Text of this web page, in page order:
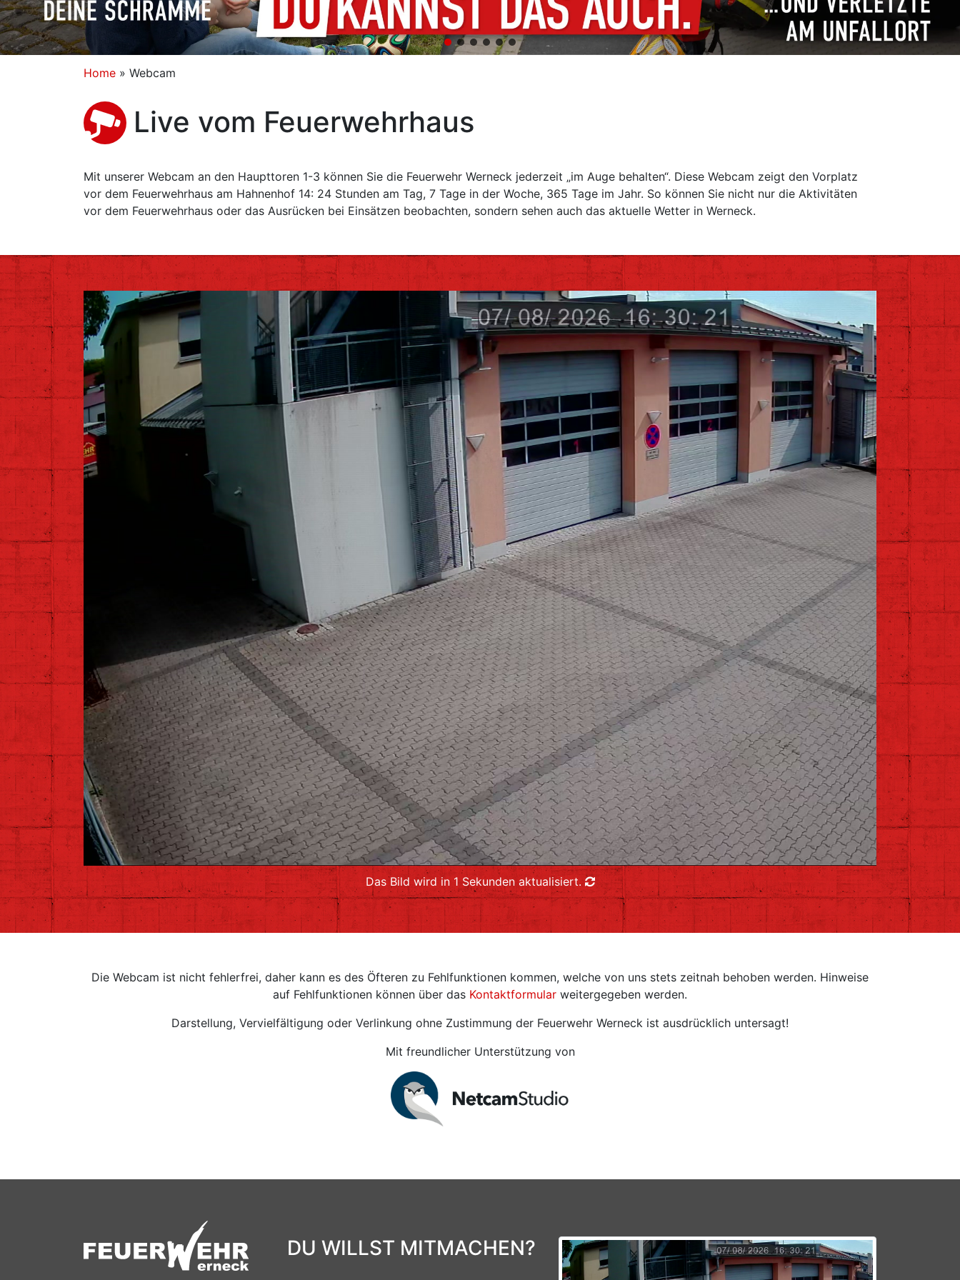
Home » Webcam
Live vom Feuerwehrhaus
Mit unserer Webcam an den Haupttoren 1-3 können Sie die Feuerwehr Werneck jederzeit „im Auge behalten“. Diese Webcam zeigt den Vorplatz
vor dem Feuerwehrhaus am Hahnenhof 14: 24 Stunden am Tag, 7 Tage in der Woche, 365 Tage im Jahr. So können Sie nicht nur die Aktivitäten
vor dem Feuerwehrhaus oder das Ausrücken bei Einsätzen beobachten, sondern sehen auch das aktuelle Wetter in Werneck.
Das Bild wird in 4 Sekunden aktualisiert.
Die Webcam ist nicht fehlerfrei, daher kann es des Öfteren zu Fehlfunktionen kommen, welche von uns stets zeitnah behoben werden. Hinweise
auf Fehlfunktionen können über das Kontaktformular weitergegeben werden.
Darstellung, Vervielfältigung oder Verlinkung ohne Zustimmung der Feuerwehr Werneck ist ausdrücklich untersagt!
Mit freundlicher Unterstützung von
DU WILLST MITMACHEN?